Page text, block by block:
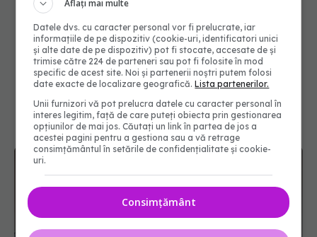
Aflați mai multe
Datele dvs. cu caracter personal vor fi prelucrate, iar
informațiile de pe dispozitiv (cookie-uri, identificatori unici
și alte date de pe dispozitiv) pot fi stocate, accesate de și
trimise către 224 de parteneri sau pot fi folosite în mod
specific de acest site. Noi și partenerii noștri putem folosi
date exacte de localizare geografică.Lista partenerilor.
Unii furnizori vă pot prelucra datele cu caracter personal în
interes legitim, față de care puteți obiecta prin gestionarea
opțiunilor de mai jos. Căutați un link în partea de jos a
acestei pagini pentru a gestiona sau a vă retrage
consimțământul în setările de confidențialitate și cookie-
uri.
Consimțământ